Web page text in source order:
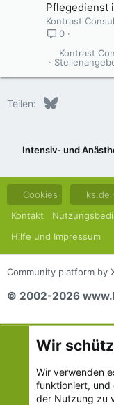
Pflegedienst
Kontrast
0
Kontrast
Teilen: Bluesky
Intensiv- und
Cookies ks.de
Kontakt
Hilfe und Impressum
Community platform by
© 2002-2026
Wir
Wir verwenden
funktioniert, und
der Nutzung zu